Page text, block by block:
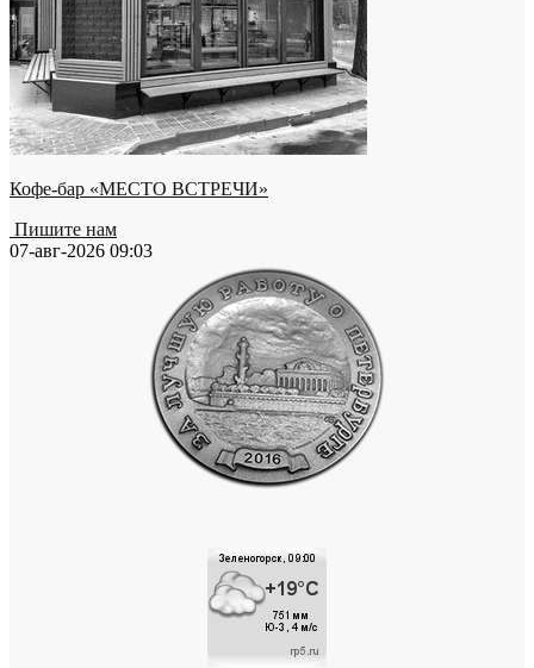
Кофе-бар «МЕСТО ВСТРЕЧИ»
Пишите нам
07-авг-2026 09:03